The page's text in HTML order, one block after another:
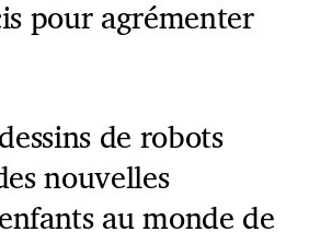
pour agrémenter
de robots
nouvelles
au monde de